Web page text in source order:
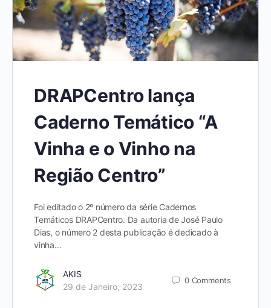
DRAPCentro lança
Caderno Temático “A
Vinha e o Vinho na
Região Centro”
Foi editado o 2º número da série Cadernos
Temáticos DRAPCentro. Da autoria de José Paulo
Dias, o número 2 desta publicação é dedicado à
vinha…
AKIS
29 de Janeiro, 2023
0 Comments